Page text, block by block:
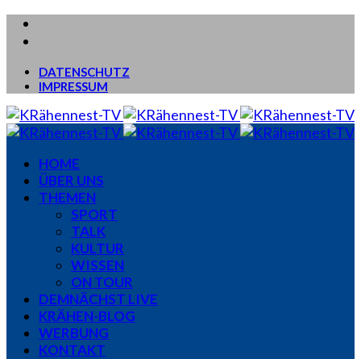
DATENSCHUTZ
IMPRESSUM
HOME
ÜBER UNS
THEMEN
SPORT
TALK
KULTUR
WISSEN
ON TOUR
DEMNÄCHST LIVE
KRÄHEN-BLOG
WERBUNG
KONTAKT